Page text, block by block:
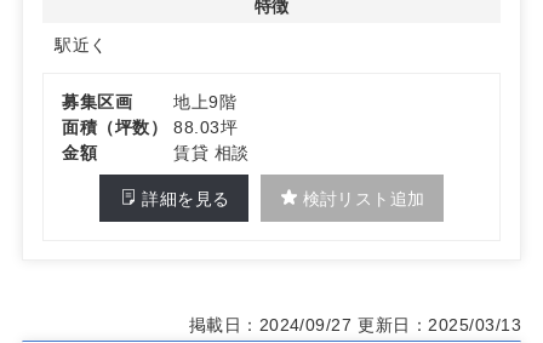
詳細はお問い合わせください特徴
駅近く
募集区画
地上9階
面積（坪数）
88.03坪
金額
賃貸 相談
詳細を見る 検討リスト追加
掲載日：2024/09/27 更新日：2025/03/13